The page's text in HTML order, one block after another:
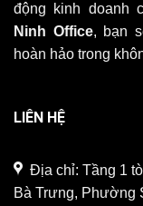
động kinh doanh
Ninh Office, bạn
hoàn hảo trong
LIÊN HỆ
Địa chỉ: Tầng 1
Bà Trưng, Phường